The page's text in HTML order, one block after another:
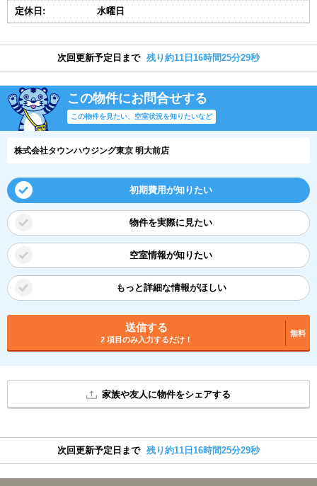
定休日: 水曜日
次回更新予定日まで 残り約11日16時間25分28秒
この物件にお問合せする
この物件を見たい、空室状況を知りたいなど
株式会社タウンハウジング東京 明大前店
初期費用が知りたい
物件を実際に見たい
空室情報が知りたい
もっと詳細な情報がほしい
送信する
2 項目のみ入力するだけ！
無料
家族や友人に物件をシェアする
次回更新予定日まで 残り約11日16時間25分28秒